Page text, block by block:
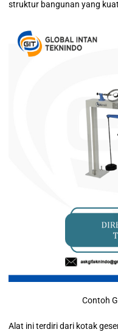
struktur bangunan yang
Contoh
Alat ini terdiri dari kotak